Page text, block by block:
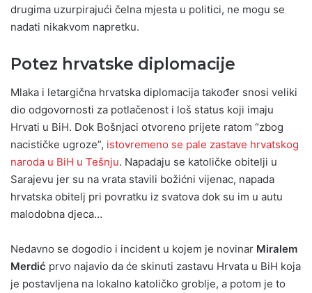
drugima uzurpirajući čelna mjesta u politici, ne mogu se
nadati nikakvom napretku.
Potez hrvatske diplomacije
Mlaka i letargična hrvatska diplomacija također snosi veliki
dio odgovornosti za potlačenost i loš status koji imaju
Hrvati u BiH. Dok Bošnjaci otvoreno prijete ratom “zbog
nacističke ugroze”, istovremeno se pale zastave hrvatskog
naroda u BiH u Tešnju. Napadaju se katoličke obitelji u
Sarajevu jer su na vrata stavili božićni vijenac, napada
hrvatska obitelj pri povratku iz svatova dok su im u autu
malodobna djeca…
Nedavno se dogodio i incident u kojem je novinar Miralem
Merdić prvo najavio da će skinuti zastavu Hrvata u BiH koja
je postavljena na lokalno katoličko groblje, a potom je to